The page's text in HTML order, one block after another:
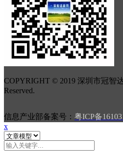
COPYRIGHT © 2019 深圳市冠智
Reserved.
信息产业部备案号： 粤ICP备
x